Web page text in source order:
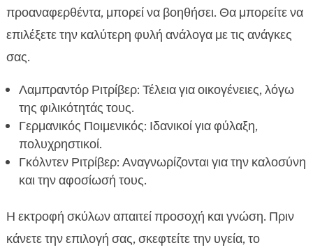
προαναφερθέντα, μπορεί να βοηθήσει. Θα μπορείτε να
επιλέξετε την καλύτερη φυλή ανάλογα με τις ανάγκες
σας.
Λαμπραντόρ Ριτρίβερ: Τέλεια για οικογένειες, λόγω
της φιλικότητάς τους.
Γερμανικός Ποιμενικός: Ιδανικοί για φύλαξη,
πολυχρηστικοί.
Γκόλντεν Ριτρίβερ: Αναγνωρίζονται για την καλοσύνη
και την αφοσίωσή τους.
Η εκτροφή σκύλων απαιτεί προσοχή και γνώση. Πριν
κάνετε την επιλογή σας, σκεφτείτε την υγεία, το